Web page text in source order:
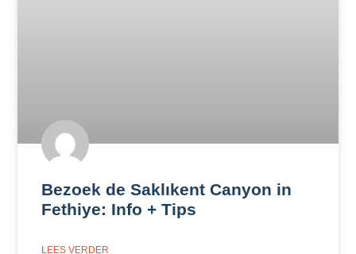
Bezoek de Saklıkent Canyon in
Fethiye: Info + Tips
LEES VERDER